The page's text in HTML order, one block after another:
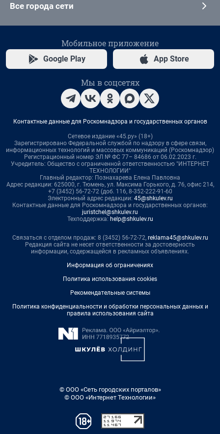
Все города сети
Мобильное приложение
Google Play App Store
Мы в соцсетях
Контактные данные для Роскомнадзора и государственных органов
Сетевое издание «45.ру» (18+)
Зарегистрировано Федеральной службой по надзору в сфере связи,
информационных технологий и массовых коммуникаций (Роскомнадзор)
Регистрационный номер ЭЛ № ФС 77– 84686 от 06.02.2023 г.
Учредитель: Общество с ограниченной ответственностью "ИНТЕРНЕТ
ТЕХНОЛОГИИ"
Главный редактор: Познахарева Елена Павловна
Адрес редакции: 625000, г. Тюмень, ул. Максима Горького, д. 76, офис 214,
+7 (3452) 56-72-72 (доб. 116, 8-352-222-91-60
Электронный адрес редакции: 45@shkulev.ru
Контактные данные для Роскомнадзора и государственных органов:
juristchel@shkulev.ru
Техподдержка: help@shkulev.ru
Связаться с отделом продаж: 8 (3452) 56-72-72, reklama45@shkulev.ru
Редакция сайта не несет ответственности за достоверность
информации, содержащейся в рекламных объявлениях.
Информация об ограничениях
Политика использования cookies
Рекомендательные системы
Политика конфиденциальности и обработки персональных данных и
правила использования сайта
© ООО «Сеть городских порталов»
© ООО «Интернет Технологии»